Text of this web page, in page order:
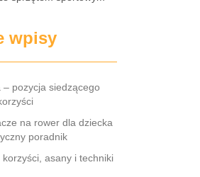
wpisy
pozycja siedzącego
na rower dla dziecka
poradnik
asany i techniki